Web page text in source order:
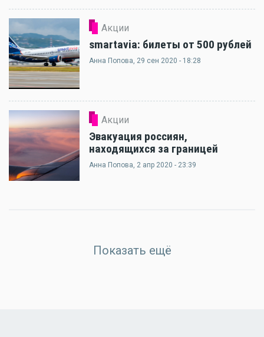
Акции
smartavia: билеты от 500 рублей
Анна Попова, 29 сен 2020 - 18:28
Акции
Эвакуация россиян,
находящихся за границей
Анна Попова, 2 апр 2020 - 23:39
Показать ещё